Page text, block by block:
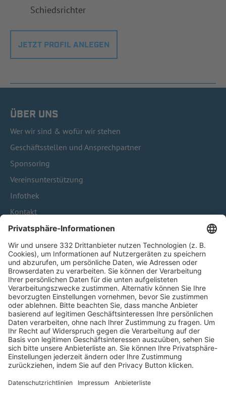
Schiedsrichter
JETZT PROFIL ANLEGEN
ÜBER UNS
Wer wir sind & wofür wir stehen
Geschäftsstellen und Ansprechpartner
Sponsoring
Vereinsunterstützung
Infothek
Kontakt
HÄUFIG BESUCHTE SEITEN
Pässe und Vereinswechsel
Trainerausbildung
Schulungsangebot Vereinsmitarbeiter
BFV-Geschäftsstellen
Trainerbörse
Login SpielPlus
FOLGE DEM BFV